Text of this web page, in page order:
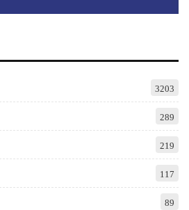
3203
289
219
117
89